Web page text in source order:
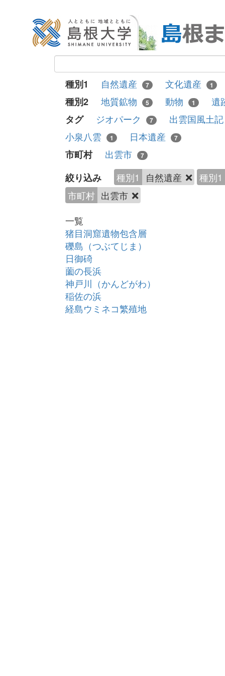
種別1 自然遺産 7 文化遺産 1
種別2 地質鉱物 5 動物 1
遺
タグ
ジオパーク 7
出雲国風土
小泉八雲
1 日本遺産 7
市町村 出雲市 7
絞り込み 種別1 自然遺産
種別1
市町村 出雲市
一覧
猪目洞窟遺物包含層
礫島（つぶてじま）
日御碕
薗の長浜
神戸川（かんどがわ）
稲佐の浜
経島ウミネコ繁殖地